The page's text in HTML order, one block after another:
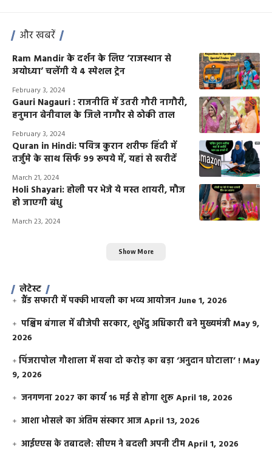
और खबरें
Ram Mandir के दर्शन के लिए ‘राजस्थान से
अयोध्या’ चलेंगी ये 4 स्पेशल ट्रेन
February 3, 2024
Gauri Nagauri : राजनीति में उतरी गौरी नागौरी,
हनुमान बेनीवाल के जिले नागौर से ठोकी ताल
February 3, 2024
Quran in Hindi: पवित्र कुरान शरीफ हिंदी में
तर्जुमे के साथ सिर्फ 99 रूपये में, यहां से खरीदें
March 21, 2024
Holi Shayari: होली पर भेजे ये मस्त शायरी, मौज
हो जाएगी बंधु
March 23, 2024
Show More
लेटेस्ट
ग्रैंड सफारी में पक्की भायली का भव्य आयोजन June 1, 2026
पश्चिम बंगाल में बीजेपी सरकार, शुभेंदु अधिकारी बने मुख्यमंत्रीMay 9,
2026
​पिंजरापोल गौशाला में सवा दो करोड़ का बड़ा ‘अनुदान घोटाला’ !May
9, 2026
जनगणना 2027 का कार्य 16 मई से होगा शुरूApril 18, 2026
आशा भोसले का अंतिम संस्कार आजApril 13, 2026
आईएएस के तबादले: सीएम ने बदली अपनी टीमApril 1, 2026